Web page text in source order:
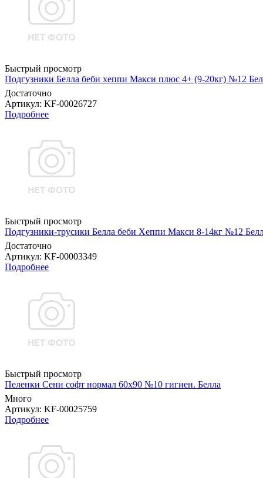
Быстрый просмотр
Подгузники Белла беби хеппи Макси плюс 4+ (9-20кг) №12
Достаточно
Артикул: KF-00026727
Подробнее
Быстрый просмотр
Подгузники-трусики Белла беби Хеппи Макси 8-14кг №12
Достаточно
Артикул: KF-00003349
Подробнее
Быстрый просмотр
Пеленки Сени софт нормал 60х90 №10 гигиен. Белла
Много
Артикул: KF-00025759
Подробнее